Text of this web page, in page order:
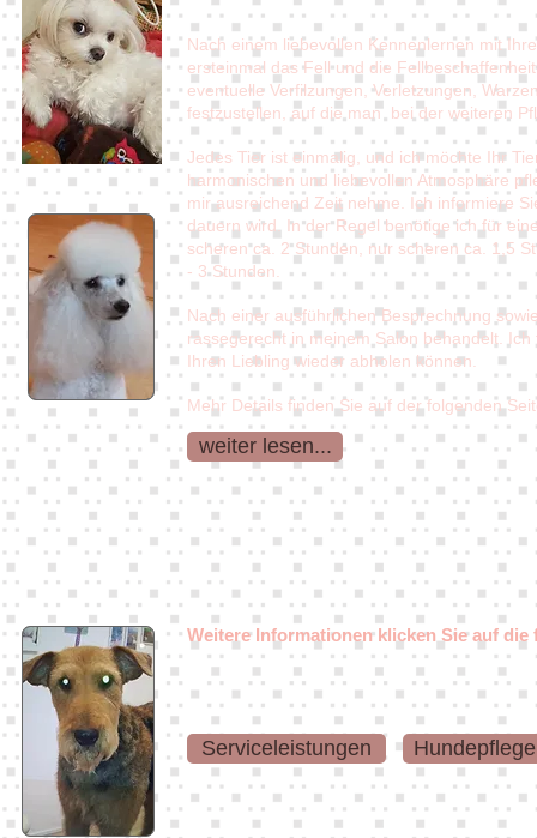
Nach einem liebevollen Kennenlernen mit
ersteinmal das Fell und die
eventuelle Verfilzungen, Verletzungen,
festzustellen, auf die man bei der weiteren
Jedes Tier ist einmalig, und ich möchte Ihr
harmonischen und liebevollen Atmosphäre
mir ausreichend Zeit nehme. Ich informiere
dauern wird. In der Regel benötige ich für
scheren ca. 2 Stunden, nur scheren ca. 1,5
- 3 Stunden.
Nach einer ausführlichen Besprechnung
rassegerecht in meinem Salon behandelt.
Ihren Liebling wieder abholen können.
Mehr Details finden Sie auf der folgenden
Weitere Informationen klicken Sie auf die
weiter lesen...
Serviceleistungen